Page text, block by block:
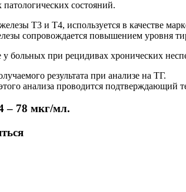
состояний.
Т3 и Т4, используется в качестве
сопровождается повышением уровня
при рецидивах хронических
результата при анализе на ТГ.
анализа проводится подтверждающий
– 78 мкг/мл.